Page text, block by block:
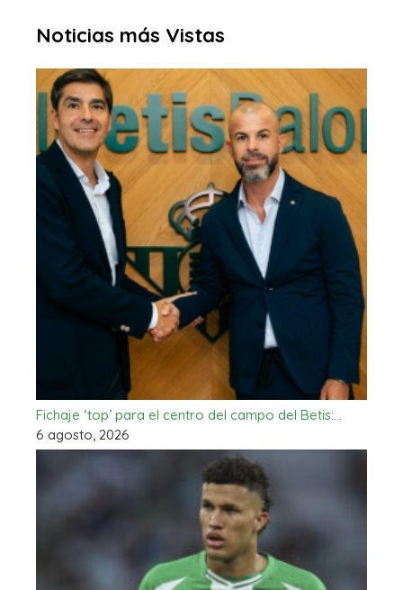
Noticias más Vistas
Fichaje ‘top’ para el centro del campo del Betis:…
6 agosto, 2026